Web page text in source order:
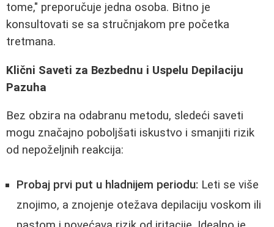
tome," preporučuje jedna osoba. Bitno je
konsultovati se sa stručnjakom pre početka
tretmana.
Klični Saveti za Bezbednu i Uspelu Depilaciju
Pazuha
Bez obzira na odabranu metodu, sledeći saveti
mogu značajno poboljšati iskustvo i smanjiti rizik
od nepoželjnih reakcija:
Probaj prvi put u hladnijem periodu: Leti se više
znojimo, a znojenje otežava depilaciju voskom ili